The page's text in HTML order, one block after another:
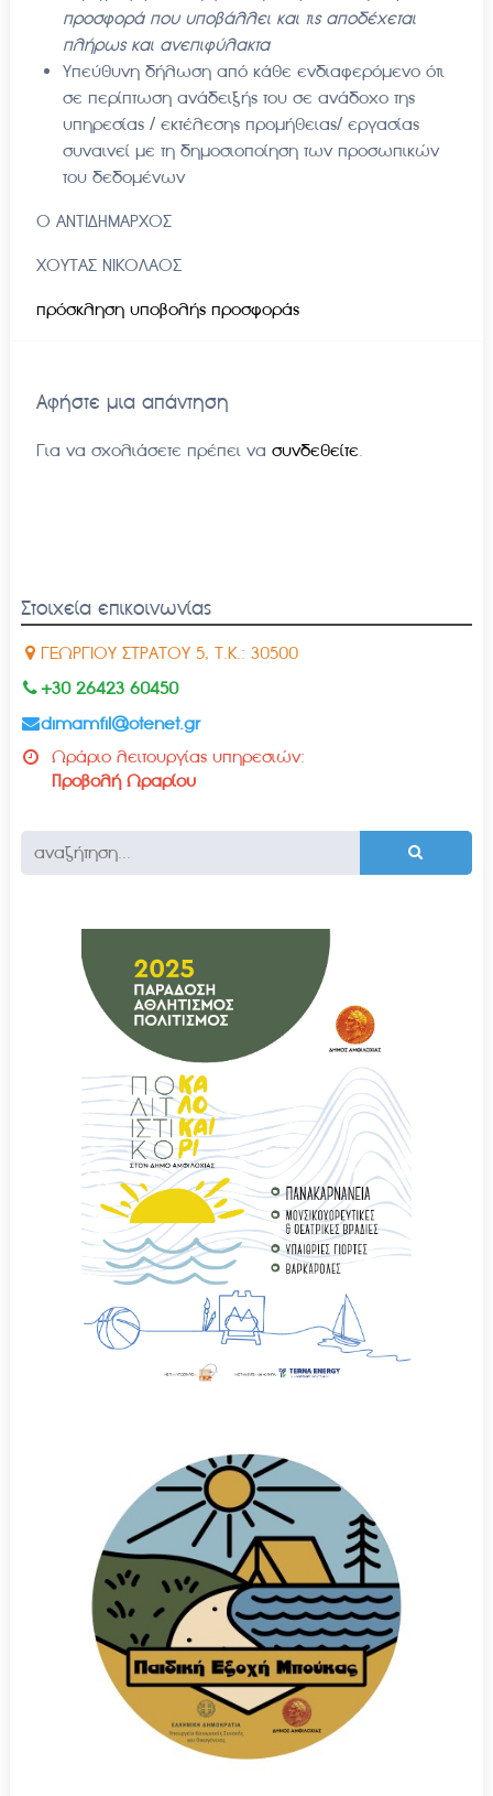
προσφορά που υποβάλλει και τις αποδέχεται
πλήρως και ανεπιφύλακτα
Υπεύθυνη δήλωση από κάθε ενδιαφερόμενο ότι
σε περίπτωση ανάδειξής του σε ανάδοχο της
υπηρεσίας / εκτέλεσης προμήθειας/ εργασίας
συναινεί με τη δημοσιοποίηση των προσωπικών
του δεδομένων
Ο ΑΝΤΙΔΗΜΑΡΧΟΣ
ΧΟΥΤΑΣ ΝΙΚΟΛΑΟΣ
πρόσκληση υποβολής προσφοράς
Αφήστε μια απάντηση
Για να σχολιάσετε πρέπει να συνδεθείτε.
Στοιχεία επικοινωνίας
ΓΕΩΡΓΙΟΥ ΣΤΡΑΤΟΥ 5, Τ.Κ.: 30500
+30 26423 60450
dimamfil@otenet.gr
Ωράριο λειτουργίας υπηρεσιών:
Προβολή Ωραρίου